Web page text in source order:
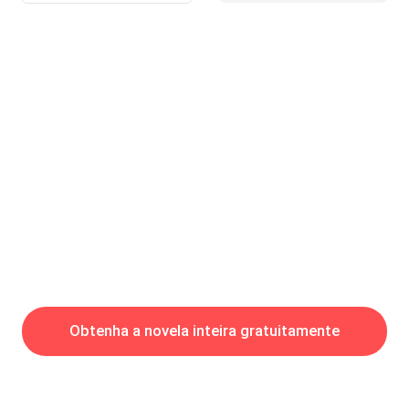
Virou-se para trás e viu Jensen, ele segurava um urso gigante,
Obtenha a novela inteira gratuitamente